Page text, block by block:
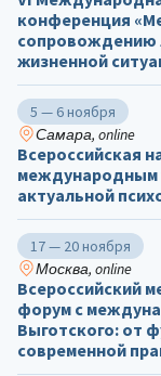
конференция
сопровождению
жизненной
5 — 6 ноября
Самара, online
Всероссийская
международным
актуальной
17 — 20 ноября
Москва, online
Всероссийский
форум с
Выготского: от
современной